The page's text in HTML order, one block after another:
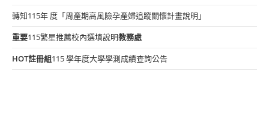
轉知115年 度「周產期高風險孕產婦追蹤關懷計畫說明」
重要115繁星推薦校內選填說明教務處
HOT註冊組115 學年度大學學測成績查詢公告